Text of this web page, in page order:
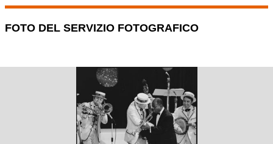
FOTO DEL SERVIZIO FOTOGRAFICO